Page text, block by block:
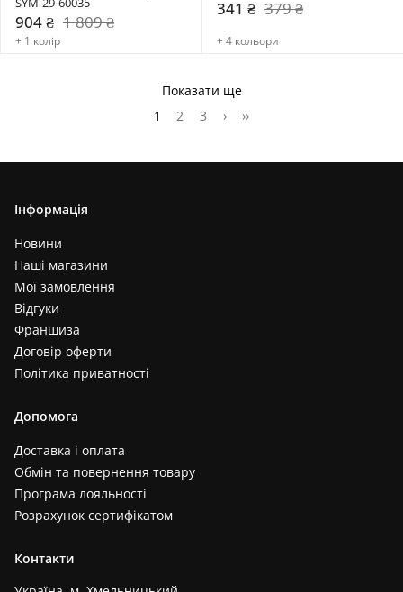
904 ₴ 1 809 ₴
+ 1 колір
341 ₴ 379 ₴
+ 4 кольори
Показати ще
1
2 3 › ››
Інформація
Новини
Наші магазини
Мої замовлення
Відгуки
Франшиза
Договір оферти
Політика приватності
Допомога
Доставка і оплата
Обмін та повернення товару
Програма лояльності
Розрахунок сертифікатом
Контакти